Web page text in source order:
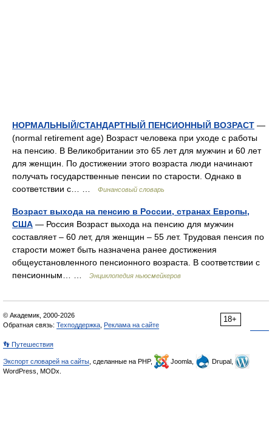
НОРМАЛЬНЫЙ/СТАНДАРТНЫЙ ПЕНСИОННЫЙ ВОЗРАСТ —
(normal retirement age) Возраст человека при уходе с работы
на пенсию. В Великобритании это 65 лет для мужчин и 60 лет
для женщин. По достижении этого возраста люди начинают
получать государственные пенсии по старости. Однако в
соответствии с… …
Финансовый словарь
Возраст выхода на пенсию в России, странах Европы,
США — Россия Возраст выхода на пенсию для мужчин
составляет – 60 лет, для женщин – 55 лет. Трудовая пенсия по
старости может быть назначена ранее достижения
общеустановленного пенсионного возраста. В соответствии с
пенсионным… …
Энциклопедия ньюсмейкеров
18+
© Академик, 2000-2026
Обратная связь: Техподдержка Реклама на сайте
👣 Путешествия
Экспорт словарей на сайты , сделанные на PHP, Joomla,
Drupal,
WordPress, MODx.